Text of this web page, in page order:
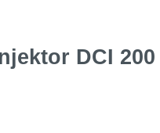
DCI 200